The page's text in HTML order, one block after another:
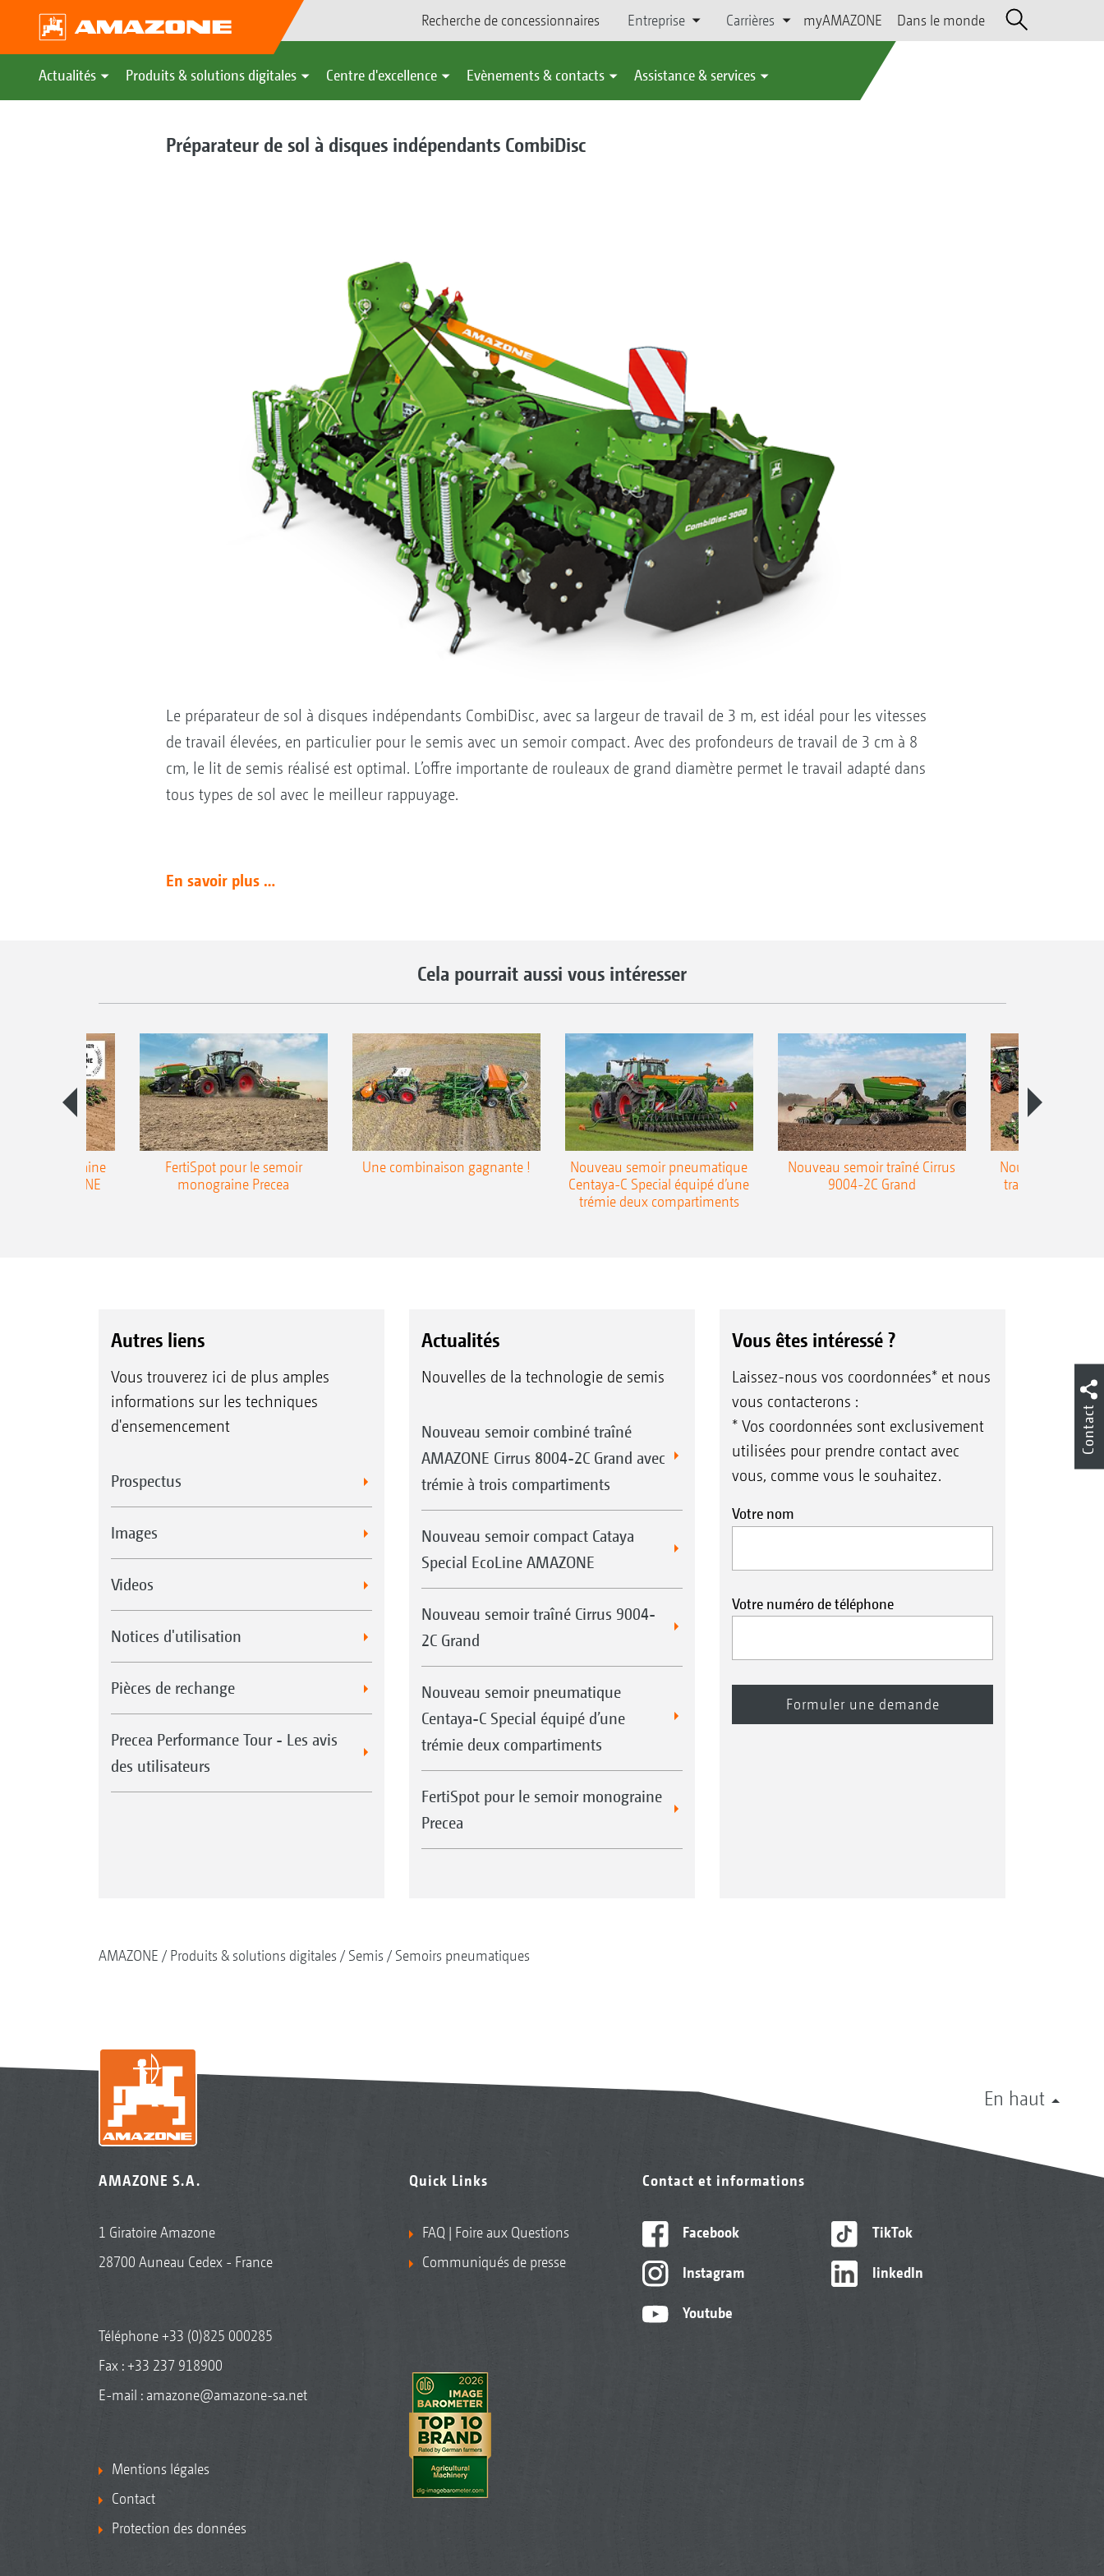
Recherche de concessionnaires Entreprise Carrières myAMAZONE Dans le monde
Actualités Produits & solutions digitales Centre d'excellence Evènements & contacts Assistance & services
Préparateur de sol à disques indépendants CombiDisc
Le préparateur de sol à disques indépendants CombiDisc, avec sa largeur de travail de 3 m, est idéal pour les vitesses
de travail élevées, en particulier pour le semis avec un semoir compact. Avec des profondeurs de travail de 3 cm à 8
cm, le lit de semis réalisé est optimal. L’offre importante de rouleaux de grand diamètre permet le travail adapté dans
tous types de sol avec le meilleur rappuyage.
En savoir plus …
Cela pourrait aussi vous intéresser
monograine
TCC AMAZONE
FertiSpot pour le semoir
monograine Precea
Une combinaison gagnante !
Nouveau semoir pneumatique
Centaya-C Special équipé d’une
trémie deux compartiments
Nouveau semoir traîné Cirrus
9004-2C Grand
Nouveau semoir
traîné Precea-
Autres liens
Vous trouverez ici de plus amples
informations sur les techniques
d'ensemencement
Prospectus
Images
Videos
Notices d'utilisation
Pièces de rechange
Precea Performance Tour - Les avis
des utilisateurs
Actualités
Nouvelles de la technologie de semis
Nouveau semoir combiné traîné
AMAZONE Cirrus 8004-2C Grand avec
trémie à trois compartiments
Nouveau semoir compact Cataya
Special EcoLine AMAZONE
Nouveau semoir traîné Cirrus 9004-
2C Grand
Nouveau semoir pneumatique
Centaya-C Special équipé d’une
trémie deux compartiments
FertiSpot pour le semoir monograine
Precea
Vous êtes intéressé ?
Laissez-nous vos coordonnées* et nous
vous contacterons :
* Vos coordonnées sont exclusivement
utilisées pour prendre contact avec
vous, comme vous le souhaitez.
Votre nom
Votre numéro de téléphone
AMAZONE Produits & solutions digitales Semis Semoirs pneumatiques
En haut
AMAZONE S.A.
1 Giratoire Amazone
28700 Auneau Cedex - France
Téléphone+33 (0)825 000285
Fax : +33 237 918900
E-mail : amazone@amazone-sa.net
Mentions légales
Contact
Protection des données
Quick Links
FAQ | Foire aux Questions
Communiqués de presse
Contact et informations
Facebook
Instagram
Youtube
TikTok
linkedIn
Contact